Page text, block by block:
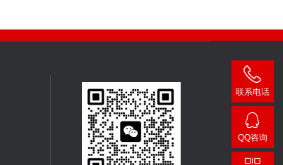
联系电话
400-
007-
3860
QQ咨询